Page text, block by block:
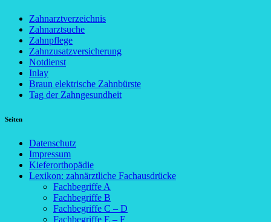
Zahnarztverzeichnis
Zahnarztsuche
Zahnpflege
Zahnzusatzversicherung
Notdienst
Inlay
Braun elektrische Zahnbürste
Tag der Zahngesundheit
Seiten
Datenschutz
Impressum
Kieferorthopädie
Lexikon: zahnärztliche Fachausdrücke
Fachbegriffe A
Fachbegriffe B
Fachbegriffe C – D
Fachbegriffe E – F